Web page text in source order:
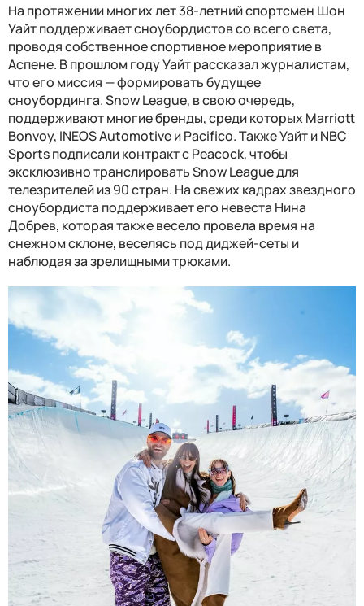
На протяжении многих лет 38-летний спортсмен Шон
Уайт поддерживает сноубордистов со всего света,
проводя собственное спортивное мероприятие в
Аспене. В прошлом году Уайт рассказал журналистам,
что его миссия — формировать будущее
сноубординга. Snow League, в свою очередь,
поддерживают многие бренды, среди которых Marriott
Bonvoy, INEOS Automotive и Pacifico. Также Уайт и NBC
Sports подписали контракт с Peacock, чтобы
эксклюзивно транслировать Snow League для
телезрителей из 90 стран. На свежих кадрах звездного
сноубордиста поддерживает его невеста Нина
Добрев, которая также весело провела время на
снежном склоне, веселясь под диджей-сеты и
наблюдая за зрелищными трюками.